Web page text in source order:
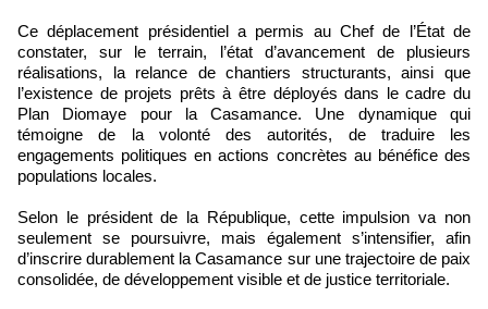
Ce déplacement présidentiel a permis au Chef de l’État de
constater, sur le terrain, l’état d’avancement de plusieurs
réalisations, la relance de chantiers structurants, ainsi que
l’existence de projets prêts à être déployés dans le cadre du
Plan Diomaye pour la Casamance. Une dynamique qui
témoigne de la volonté des autorités, de traduire les
engagements politiques en actions concrètes au bénéfice des
populations locales.
Selon le président de la République, cette impulsion va non
seulement se poursuivre, mais également s’intensifier, afin
d’inscrire durablement la Casamance sur une trajectoire de paix
consolidée, de développement visible et de justice territoriale.